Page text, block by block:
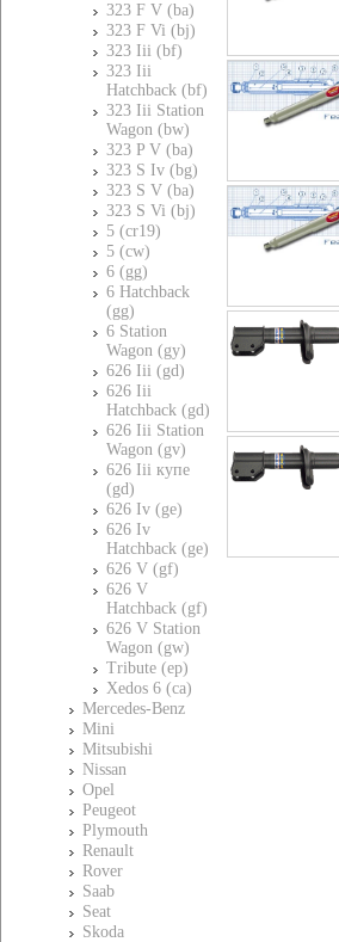
323 F V (ba)
323 F Vi (bj)
323 Iii (bf)
323 Iii
Hatchback (bf)
323 Iii Station
Wagon (bw)
323 P V (ba)
323 S Iv (bg)
323 S V (ba)
323 S Vi (bj)
5 (cr19)
5 (cw)
6 (gg)
6 Hatchback
(gg)
6 Station
Wagon (gy)
626 Iii (gd)
626 Iii
Hatchback (gd)
626 Iii Station
Wagon (gv)
626 Iii купе
(gd)
626 Iv (ge)
626 Iv
Hatchback (ge)
626 V (gf)
626 V
Hatchback (gf)
626 V Station
Wagon (gw)
Tribute (ep)
Xedos 6 (ca)
Mercedes-Benz
Mini
Mitsubishi
Nissan
Opel
Peugeot
Plymouth
Renault
Rover
Saab
Seat
Skoda